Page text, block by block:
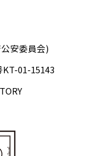
安委員会)
01-15143